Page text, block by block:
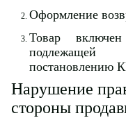
Оформление
Товар
подлежащей
постановлению
Нарушение
стороны